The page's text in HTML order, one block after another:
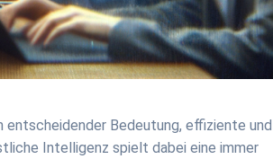
Bedeutung, effiziente und
Intelligenz spielt dabei eine immer